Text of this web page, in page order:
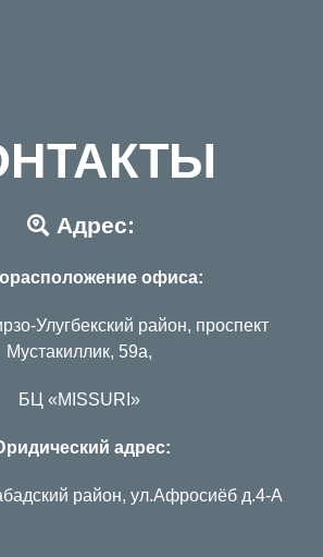
Адрес:
офиса:
Улугбекский район, проспект
Мустакиллик, 59а,
БЦ «MISSURI»
адрес:
район, ул.Афросиёб д.4-А